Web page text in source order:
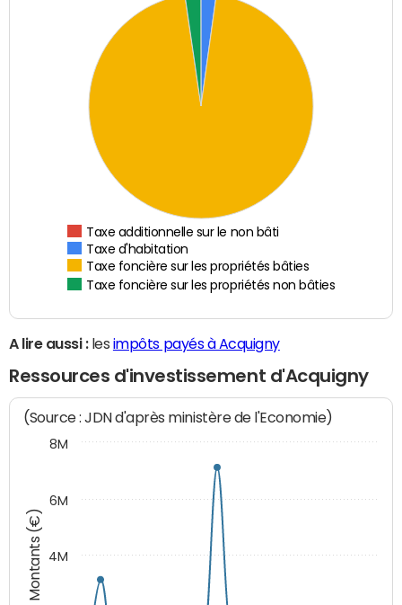
Taxe additionnelle sur le non bâti
Taxe d'habitation
Taxe foncière sur les propriétés bâties
Taxe foncière sur les propriétés non bâties
A lire aussi :les impôts payés à Acquigny
Ressources d'investissement d'Acquigny
Montants (€)
(Source : JDN d'après ministère de l'Economie)
4M
6M
8M